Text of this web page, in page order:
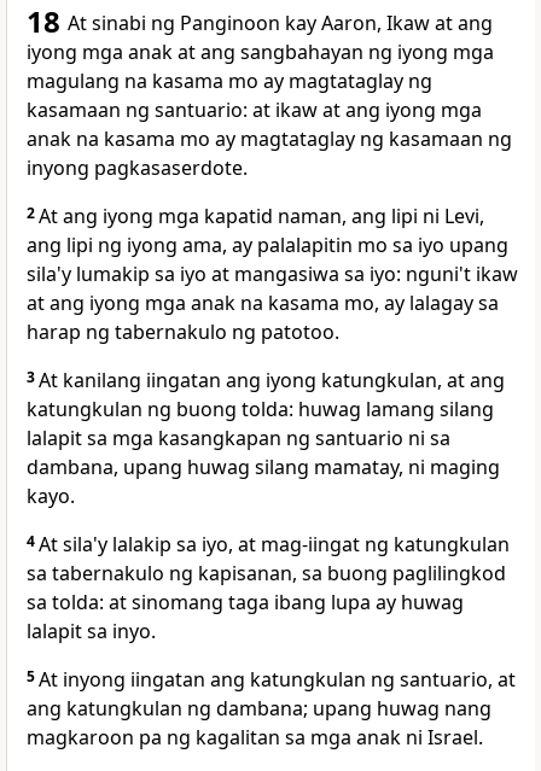
18 At sinabi ng Panginoon kay Aaron, Ikaw at ang
iyong mga anak at ang sangbahayan ng iyong mga
magulang na kasama mo ay magtataglay ng
kasamaan ng santuario: at ikaw at ang iyong mga
anak na kasama mo ay magtataglay ng kasamaan ng
inyong pagkasaserdote.
2At ang iyong mga kapatid naman, ang lipi ni Levi,
ang lipi ng iyong ama, ay palalapitin mo sa iyo upang
sila'y lumakip sa iyo at mangasiwa sa iyo: nguni't ikaw
at ang iyong mga anak na kasama mo, ay lalagay sa
harap ng tabernakulo ng patotoo.
3At kanilang iingatan ang iyong katungkulan, at ang
katungkulan ng buong tolda: huwag lamang silang
lalapit sa mga kasangkapan ng santuario ni sa
dambana, upang huwag silang mamatay, ni maging
kayo.
4At sila'y lalakip sa iyo, at mag-iingat ng katungkulan
sa tabernakulo ng kapisanan, sa buong paglilingkod
sa tolda: at sinomang taga ibang lupa ay huwag
lalapit sa inyo.
5At inyong iingatan ang katungkulan ng santuario, at
ang katungkulan ng dambana; upang huwag nang
magkaroon pa ng kagalitan sa mga anak ni Israel.